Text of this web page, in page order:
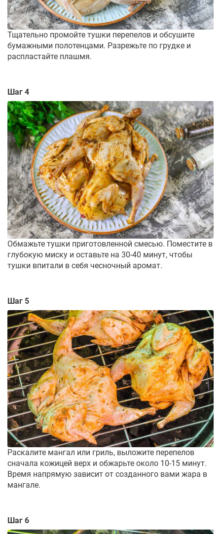
Тщательно промойте тушки перепелов и обсушите
бумажными полотенцами. Разрежьте по грудке и
распластайте плашмя.
Шаг 4
Обмажьте тушки приготовленной смесью. Поместите в
глубокую миску и оставьте на 30-40 минут, чтобы
тушки впитали в себя чесночный аромат.
Шаг 5
Раскалите мангал или гриль, выложите перепелов
сначала кожицей верх и обжарьте около 10-15 минут.
Время напрямую зависит от созданного вами жара в
мангале.
Шаг 6